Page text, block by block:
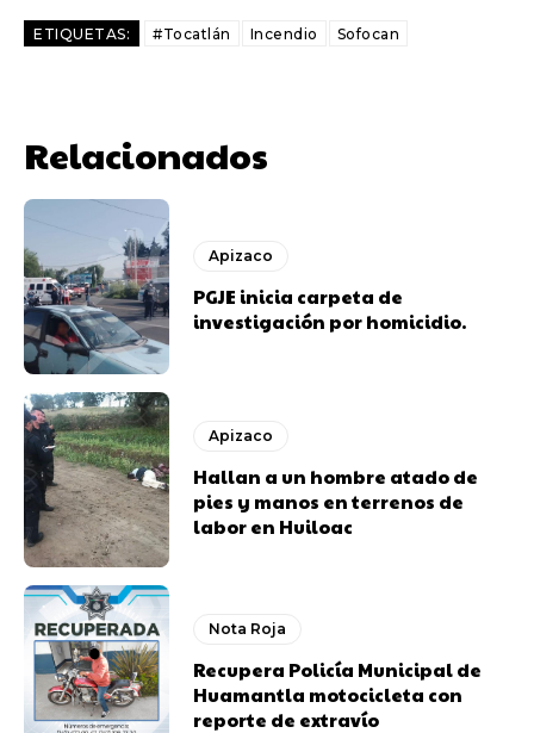
ETIQUETAS: #Tocatlán Incendio Sofocan
Relacionados
Apizaco
PGJE inicia carpeta de
investigación por homicidio.
Apizaco
Hallan a un hombre atado de
pies y manos en terrenos de
labor en Huiloac
Nota Roja
Recupera Policía Municipal de
Huamantla motocicleta con
reporte de extravío